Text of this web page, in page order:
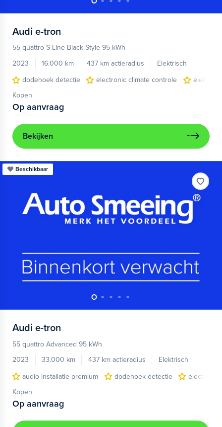
Audi e-tron
55 quattro S-Line Black Style 95 kWh
2023
16.000 km 437 km actieradius
Elektrisch
dodehoek detectie
electronic climate controle
Kopen
Op aanvraag
Bekijken
Beschikbaar
Audi e-tron
55 quattro Advanced 95 kWh
2023
33.000 km 437 km actieradius
Elektrisch
audio installatie premium
dodehoek detectie
electronic
Kopen
Op aanvraag